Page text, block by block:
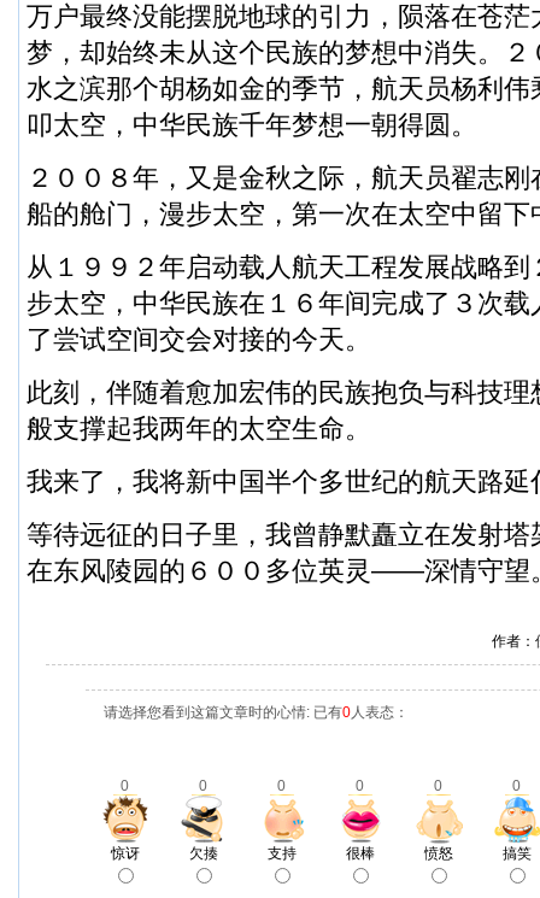
万户最终没能摆脱地球的引力，陨落在苍
梦，却始终未从这个民族的梦想中消失。
水之滨那个胡杨如金的季节，航天员杨利
叩太空，中华民族千年梦想一朝得圆。
２００８年，又是金秋之际，航天员翟志
船的舱门，漫步太空，第一次在太空中留
从１９９２年启动载人航天工程发展战略
步太空，中华民族在１６年间完成了３次
了尝试空间交会对接的今天。
此刻，伴随着愈加宏伟的民族抱负与科技
般支撑起我两年的太空生命。
我来了，我将新中国半个多世纪的航天路延
等待远征的日子里，我曾静默矗立在发射
在东风陵园的６００多位英灵——深情守望
作者
请选择您看到这篇文章时的心情: 已有0人表态：
0 0 0 0 0 0
惊讶 欠揍 支持 很棒 愤怒 搞笑